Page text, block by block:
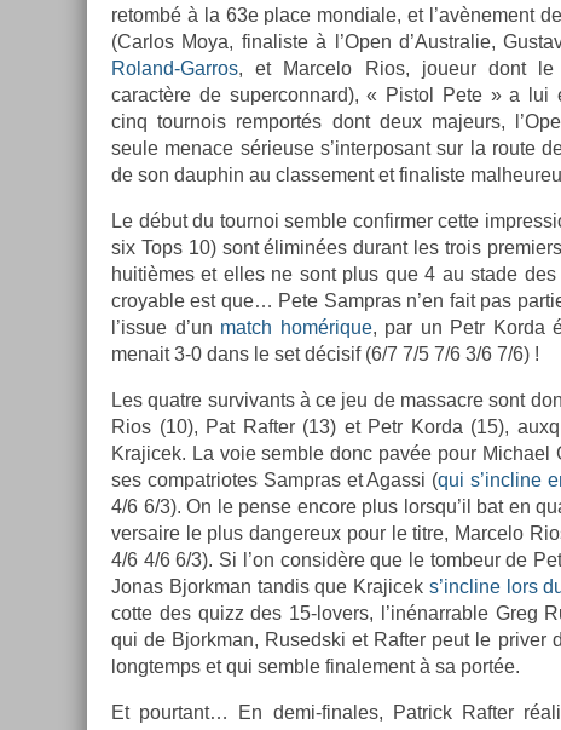
re­tombé à la 63e place mon­diale, et l’avène­ment
(Car­los Moya, fin­alis­te à l’Open d’Australie,
Roland-Garros, et Mar­celo Rios, joueur dont
caractère de super­con­nard), « Pis­tol Pete » a lui
cinq tour­nois re­mportés dont deux majeurs,
seule menace sérieuse s’in­terposant sur la route
de son daup­hin au clas­se­ment et fin­alis­te
Le début du tour­noi semble con­firm­er cette
six Tops 10) sont éliminées durant les trois
huitièmes et elles ne sont plus que 4 au stade
croy­able est que… Pete Sampras n’en fait pas
l’issue d’un match homérique, par un Petr Korda
menait 3-0 dans le set décisif (6/7 7/5 7/6 3/6 7/6) !
Les quat­re sur­vivants à ce jeu de mas­sacre sont
Rios (10), Pat Raft­er (13) et Petr Korda (15),
Krajicek. La voie semble donc pavée pour Mic­hael
ses com­pat­riotes Sampras et Agas­si (qui s’incline
4/6 6/3). On le pense en­core plus lorsqu’il bat en
versaire le plus dan­gereux pour le titre, Mar­celo
4/6 4/6 6/3). Si l’on con­sidère que le tom­beur de
Jonas Bjorkman tan­dis que Krajicek s’incline lors
cotte des quizz des 15-lovers, l’inénarr­able Greg
qui de Bjorkman, Rusedski et Raft­er peut le priv­er
longtemps et qui semble fin­ale­ment à sa portée.
Et pour­tant… En demi-finales, Pat­rick Raft­er